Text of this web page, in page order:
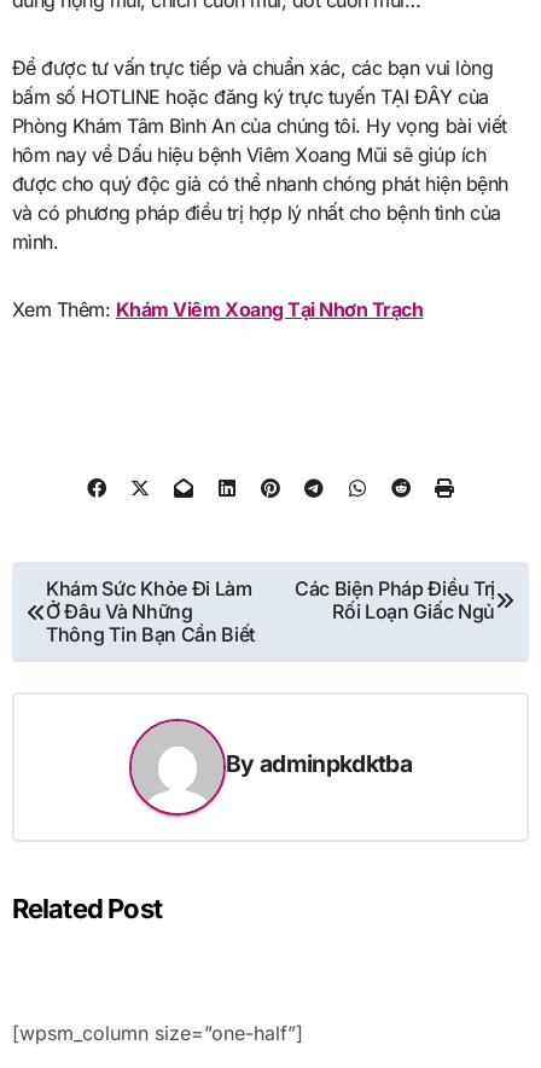
Để được tư vấn trực tiếp và chuẩn xác, các bạn vui lòng
bấm số HOTLINE hoặc đăng ký trực tuyến TẠI ĐÂY của
Phòng Khám Tâm Bình An của chúng tôi. Hy vọng bài viết
hôm nay về Dấu hiệu bệnh Viêm Xoang Mũi sẽ giúp ích
được cho quý độc giả có thể nhanh chóng phát hiện bệnh
và có phương pháp điều trị hợp lý nhất cho bệnh tình của
mình.
Xem Thêm: Khám Viêm Xoang Tại Nhơn Trạch
Điều
hướng
bài
viết
Khám Sức Khỏe Đi Làm
Ở Đâu Và Những
Thông Tin Bạn Cần Biết
Các Biện Pháp Điều Trị
Rối Loạn Giấc Ngủ
Byadminpkdktba
Related Post
[wpsm_column size=”one-half”]